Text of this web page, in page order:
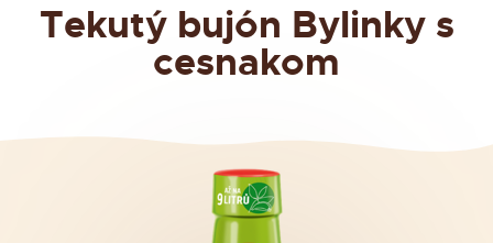
Tekutý bujón Bylinky s
cesnakom